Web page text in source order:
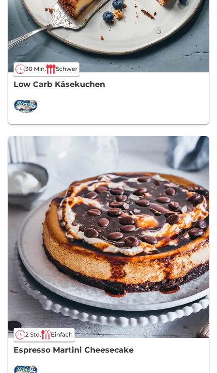
30 Min. Schwer
Low Carb Käsekuchen
2 Std. Einfach
Espresso Martini Cheesecake